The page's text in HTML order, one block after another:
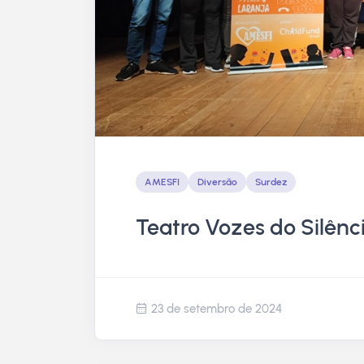
AMESFI Diversão Surdez
Teatro Vozes do
23 de setembro de 2024